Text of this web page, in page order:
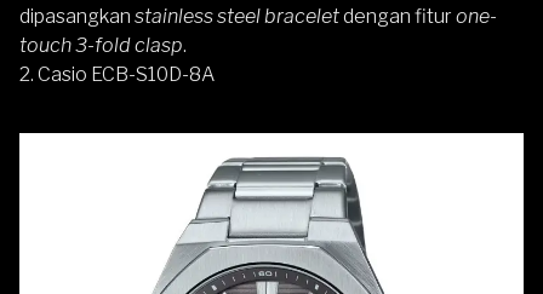
dipasangkan stainless steel braceletdengan fitur one-
touch 3-fold clasp.
2. Casio ECB-S10D-8A